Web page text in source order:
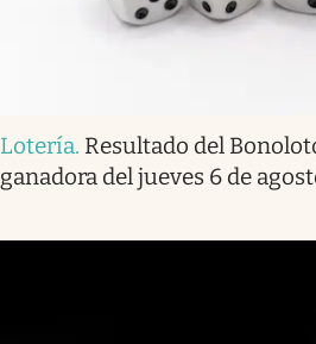
Lotería. Resultado del
ganadora del jueves 6 de